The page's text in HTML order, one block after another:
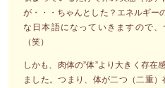
が・・・ちゃんとした？エネルギー
な日本語になっていきますので
（笑）
しかも、肉体の”体”より大きく存在
ました。つまり、体が二つ（二重